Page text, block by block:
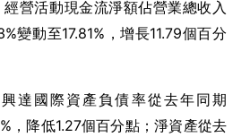
營活動現金流淨額佔營業總收入
變動至17.81%，增長11.79個百分
達國際資產負債率從去年同期
，降低1.27個百分點；淨資產從去